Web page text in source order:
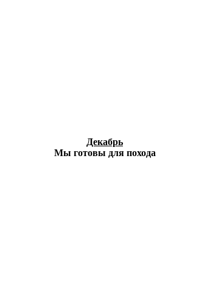
Декабрь
Мы готовы для похода